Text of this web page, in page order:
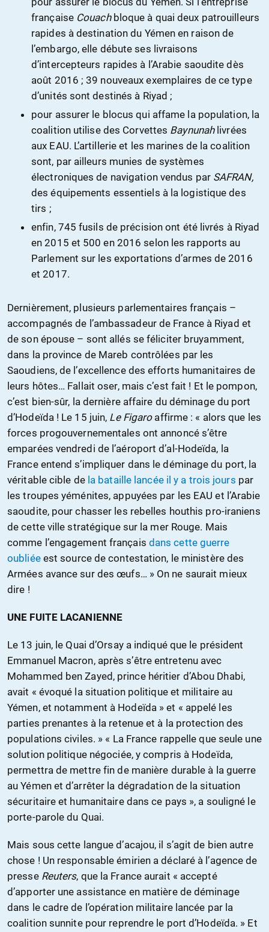
française Couachbloque à quai deux patrouilleurs
rapides à destination du Yémen en raison de
l’embargo, elle débute ses livraisons
d’intercepteurs rapides à l’Arabie saoudite dès
août 2016 ; 39 nouveaux exemplaires de ce type
d’unités sont destinés à Riyad ;
pour assurer le blocus qui affame la population, la
coalition utilise des Corvettes Baynunah livrées
aux EAU. L’artillerie et les marines de la coalition
sont, par ailleurs munies de systèmes
électroniques de navigation vendus par SAFRAN,
des équipements essentiels à la logistique des
tirs ;
enfin, 745 fusils de précision ont été livrés à Riyad
en 2015 et 500 en 2016 selon les rapports au
Parlement sur les exportations d’armes de 2016
et 2017.
Dernièrement, plusieurs parlementaires français –
accompagnés de l’ambassadeur de France à Riyad et
de son épouse – sont allés se féliciter bruyamment,
dans la province de Mareb contrôlées par les
Saoudiens, de l’excellence des efforts humanitaires de
leurs hôtes… Fallait oser, mais c’est fait ! Et le pompon,
c’est bien-sûr, la dernière affaire du déminage du port
d’Hodeïda ! Le 15 juin, Le Figaroaffirme : « alors que les
forces progouvernementales ont annoncé s’être
emparées vendredi de l’aéroport d’al-Hodeïda, la
France entend s’impliquer dans le déminage du port, la
véritable cible de la bataille lancée il y a trois jours par
les troupes yéménites, appuyées par les EAU et l’Arabie
saoudite, pour chasser les rebelles houthis pro-iraniens
de cette ville stratégique sur la mer Rouge. Mais
comme l’engagement français dans cette guerre
oubliéeest source de contestation, le ministère des
Armées avance sur des œufs… » On ne saurait mieux
dire !
UNE FUITE LACANIENNE
Le 13 juin, le Quai d’Orsay a indiqué que le président
Emmanuel Macron, après s’être entretenu avec
Mohammed ben Zayed, prince héritier d’Abou Dhabi,
avait « évoqué la situation politique et militaire au
Yémen, et notamment à Hodeïda » et « appelé les
parties prenantes à la retenue et à la protection des
populations civiles. » « La France rappelle que seule une
solution politique négociée, y compris à Hodeïda,
permettra de mettre fin de manière durable à la guerre
au Yémen et d’arrêter la dégradation de la situation
sécuritaire et humanitaire dans ce pays », a souligné le
porte-parole du Quai.
Mais sous cette langue d’acajou, il s’agit de bien autre
chose ! Un responsable émirien a déclaré à l’agence de
presse Reuters, que la France aurait « accepté
d’apporter une assistance en matière de déminage
dans le cadre de l’opération militaire lancée par la
coalition sunnite pour reprendre le port d’Hodeïda. » Et